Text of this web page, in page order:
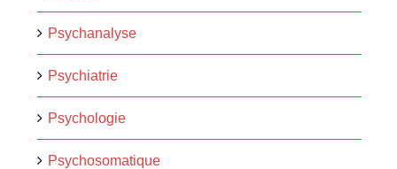
Psychanalyse
Psychiatrie
Psychologie
Psychosomatique